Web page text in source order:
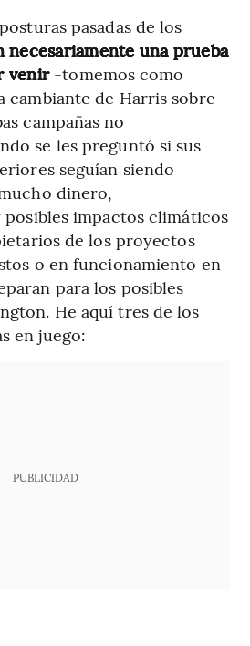
pasadas de los
necesariamente una prueba
venir-tomemos como
cambiante de Harris sobre
campañas no
se les preguntó si sus
seguían siendo
dinero,
impactos climáticos
de los proyectos
o en funcionamiento en
para los posibles
He aquí tres de los
en juego:
PUBLICIDAD